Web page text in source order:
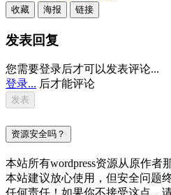
收藏 海报 链接
发表回复
您需要登录后才可以发表评论...
登录... 后才能评论
资源安全吗？
本站所有wordpress资源从原作者
本站建议放心使用，但安全问题